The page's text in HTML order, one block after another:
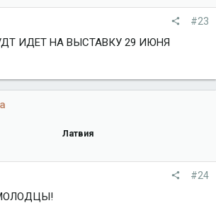
#23
ИДЕТ НА ВЫСТАВКУ 29 ИЮНЯ
Латвия
#24